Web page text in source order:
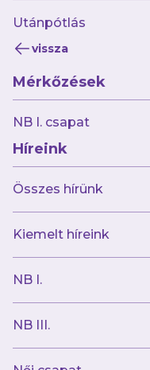
Utánpótlás
vissza
Mérkőzések
NB I. csapat
Híreink
Összes hírünk
Kiemelt híreink
NB I.
NB III.
2025.06.24
Elnöki Üzenet
2025.06.24